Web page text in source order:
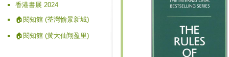
香港書展 2024
🏠閱知館 (荃灣愉景新城)
🏠閱知館 (黃大仙翔盈里)